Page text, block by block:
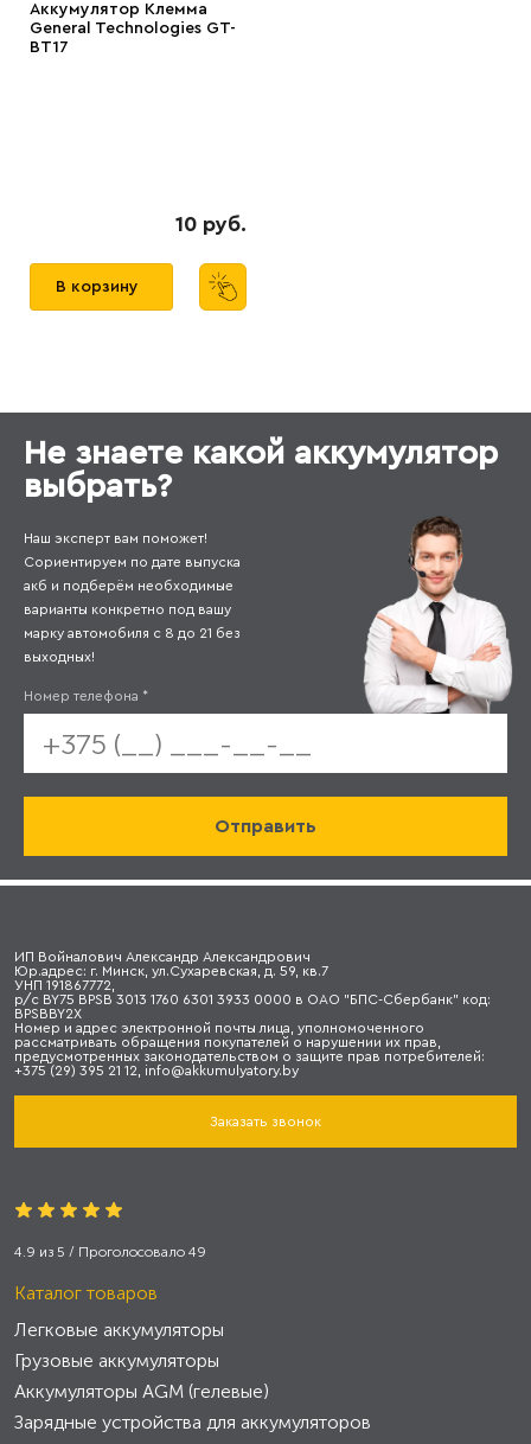
Аккумулятор Клемма
General Technologies GT-
BT17
10 руб.
В корзину
Не знаете какой аккумулятор
выбрать?
Наш эксперт вам поможет!
Сориентируем по дате выпуска
акб и подберём необходимые
варианты конкретно под вашу
марку автомобиля с 8 до 21 без
выходных!
Номер телефона *
ИП Войналович Александр Александрович
Юр.адрес: г. Минск, ул.Сухаревская, д. 59, кв.7
УНП 191867772,
р/с BY75 BPSB 3013 1760 6301 3933 0000 в ОАО "БПС-Сбербанк" код:
BPSBBY2X
Номер и адрес электронной почты лица, уполномоченного
рассматривать обращения покупателей о нарушении их прав,
предусмотренных законодательством о защите прав потребителей:
+375 (29) 395 21 12, info@akkumulyatory.by
Заказать звонок
4.9 из 5 / Проголосовало 49
Каталог товаров
Легковые аккумуляторы
Грузовые аккумуляторы
Аккумуляторы AGM (гелевые)
Зарядные устройства для аккумуляторов